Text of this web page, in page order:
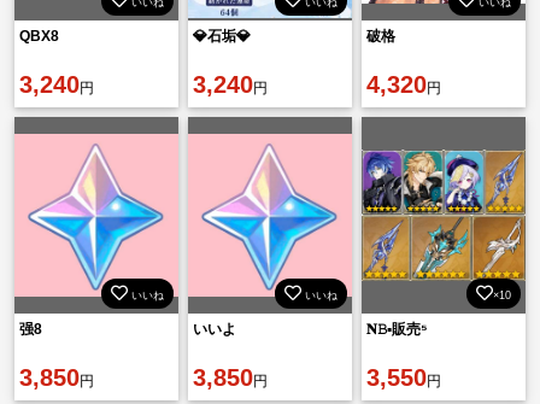
QBX8
3,240円
💎石垢💎
3,240円
破格
4,320円
いいね
强8
3,850円
いいね
いいよ
3,850円
×10
𝐍𝙱▪︎販売⁵
3,550円